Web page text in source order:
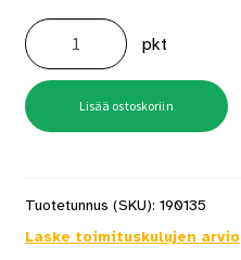
AX18EAAP
40mm
viimeistelynaula
5000
kpl/pkt
määrä
pkt
Lisää ostoskoriin
Tuotetunnus (SKU): 190135
Laske toimituskulujen arvio